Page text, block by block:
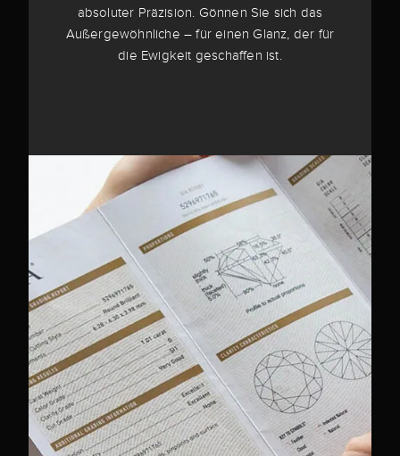
absoluter Präzision. Gönnen Sie sich das
Außergewöhnliche – für einen Glanz, der für
die Ewigkeit geschaffen ist.